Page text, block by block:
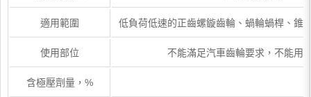
適用範圍 低負荷低速的正齒螺鏇齒輪、蝸輪蝸桿、錐
使用部位 不能滿足汽車齒輪要求，不能用
含極壓劑量，%